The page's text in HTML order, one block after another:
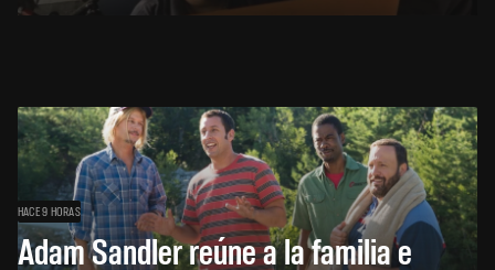
HACE 9 HORAS
Adam Sandler reúne a la familia e